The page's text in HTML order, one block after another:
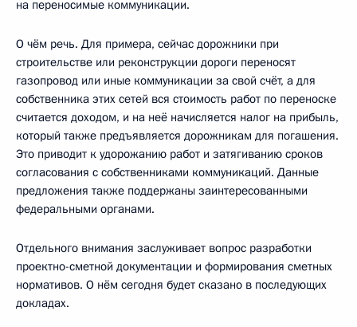
на переносимые коммуникации.
О чём речь. Для примера, сейчас дорожники при
строительстве или реконструкции дороги переносят
газопровод или иные коммуникации за свой счёт, а для
собственника этих сетей вся стоимость работ по переноске
считается доходом, и на неё начисляется налог на прибыль,
который также предъявляется дорожникам для погашения.
Это приводит к удорожанию работ и затягиванию сроков
согласования с собственниками коммуникаций. Данные
предложения также поддержаны заинтересованными
федеральными органами.
Отдельного внимания заслуживает вопрос разработки
проектно-сметной документации и формирования сметных
нормативов. О нём сегодня будет сказано в последующих
докладах.